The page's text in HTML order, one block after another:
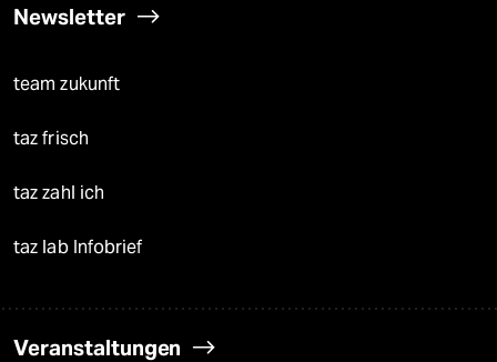
Newsletter
team zukunft
taz frisch
taz zahl ich
taz lab Infobrief
Veranstaltungen